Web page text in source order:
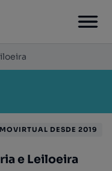
e Leiloeira
DESDE 2019